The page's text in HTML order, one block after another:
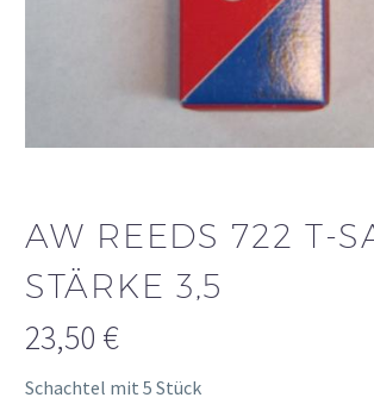
AW REEDS 722 T-
STÄRKE 3,5
23,50 €
Schachtel mit 5 Stück